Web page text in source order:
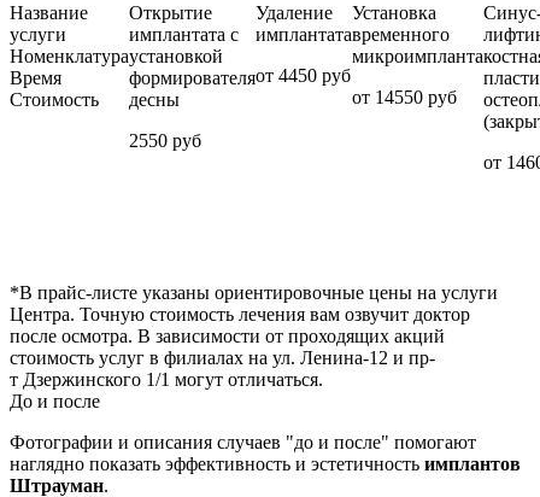
Название
услуги
Номенклатура
Время
Стоимость
Открытие
имплантата с
установкой
формирователя
десны
2550 руб
Удаление
имплантата
от 4450 руб
Установка
временного
микроимпланта
от 14550 руб
от
*В прайс-листе указаны ориентировочные цены на услуги
Центра. Точную стоимость лечения вам озвучит доктор
после осмотра. В зависимости от проходящих акций
стоимость услуг в филиалах на ул. Ленина-12 и пр-
т Дзержинского 1/1 могут отличаться.
До и после
Фотографии и описания случаев "до и после" помогают
наглядно показать эффективность и эстетичность имплантов
Штрауман.